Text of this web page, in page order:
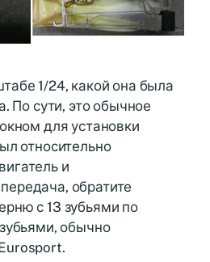
1/24, какой она была
По сути, это обычное
для установки
относительно
и
обратите
с 13 зубьями по
обычно